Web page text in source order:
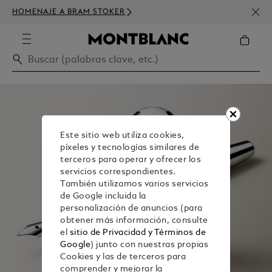
HOMENAJE A BRAM STOKER
DE
Este sitio web utiliza cookies,
píxeles y tecnologías similares de
terceros para operar y ofrecer los
servicios correspondientes.
También utilizamos varios servicios
de Google incluida la
personalización de anuncios (para
obtener más información, consulte
el sitio de Privacidad y Términos de
Google) junto con nuestras propias
Cookies y las de terceros para
comprender y mejorar la